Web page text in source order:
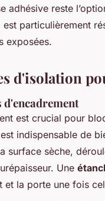
adhésive reste
particulièrement
exposées.
d'isolation
d'encadrement
est crucial pour
indispensable de
surface sèche,
Une
et la porte une fois